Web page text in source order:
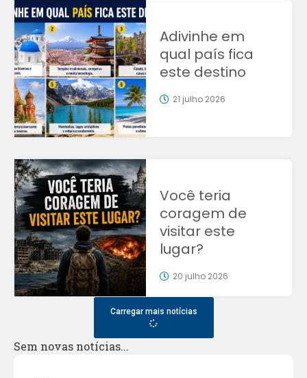
Adivinhe em
qual país fica
este destino
21 julho 2026
Você teria
coragem de
visitar este
lugar?
20 julho 2026
Carregar mais notícias
Sem novas notícias...